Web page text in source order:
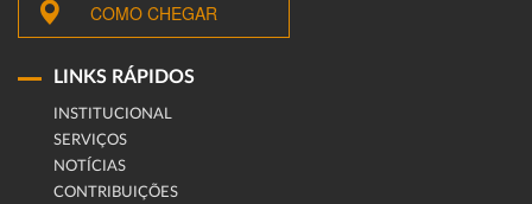
COMO CHEGAR
LINKS RÁPIDOS
INSTITUCIONAL
SERVIÇOS
NOTÍCIAS
CONTRIBUIÇÕES